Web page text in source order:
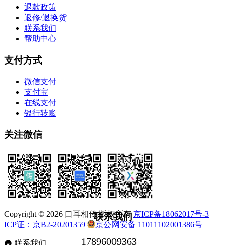
退款政策
返修/退换货
联系我们
帮助中心
支付方式
微信支付
支付宝
在线支付
银行转账
关注微信
Copyright © 2026 口耳相传 版权所有京ICP备18062017号-3
ICP证：京B2-20201359
京公网安备 11011102001386号
联系我们